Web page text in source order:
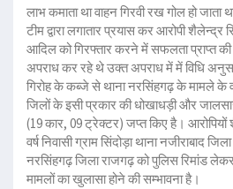
लाभ कमाता था वाहन गिरवी रख गोल हो जाता
टीम द्वारा लगातार प्रयास कर आरोपी
आदिल को गिरफ्तार करने में सफलता प्राप्त
अपराध कर रहे थे उक्त अपराध में में विधि
गिरोह के कब्जे से थाना नरसिंहगढ़ के मामले के
जिलों के इसी प्रकार की धोखाधड़ी और
(19 कार, 09 ट्रेक्टर) जप्त किए है।
वर्ष निवासी ग्राम सिंदोड़ा थाना नजीराबाद
नरसिंहगढ़ जिला राजगढ़ को पुलिस रिमांड
मामलों का खुलासा होने की सम्भावना है।